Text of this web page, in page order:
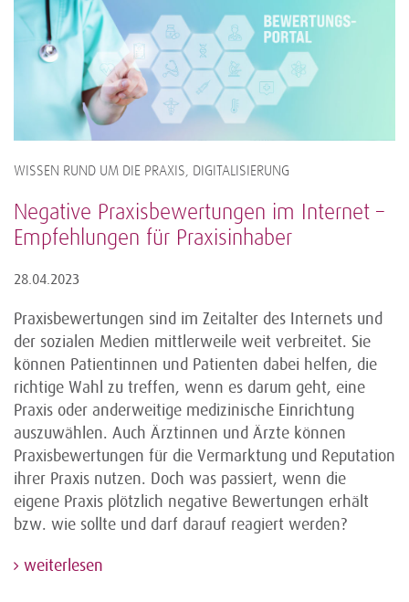
WISSEN RUND UM DIE PRAXIS, DIGITALISIERUNG
Negative Praxisbewertungen im Internet –
Empfehlungen für Praxisinhaber
28.04.2023
Praxisbewertungen sind im Zeitalter des Internets und
der sozialen Medien mittlerweile weit verbreitet. Sie
können Patientinnen und Patienten dabei helfen, die
richtige Wahl zu treffen, wenn es darum geht, eine
Praxis oder anderweitige medizinische Einrichtung
auszuwählen. Auch Ärztinnen und Ärzte können
Praxisbewertungen für die Vermarktung und Reputation
ihrer Praxis nutzen. Doch was passiert, wenn die
eigene Praxis plötzlich negative Bewertungen erhält
bzw. wie sollte und darf darauf reagiert werden?
weiterlesen